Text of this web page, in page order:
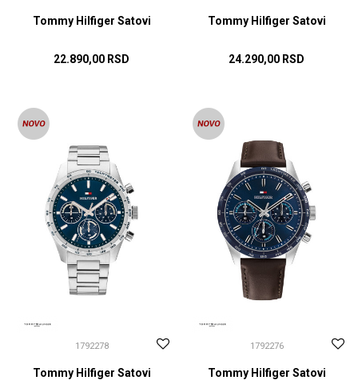
Tommy Hilfiger Satovi
22.890,00 RSD
Tommy Hilfiger Satovi
24.290,00 RSD
1792278
Tommy Hilfiger Satovi
1792276
Tommy Hilfiger Satovi